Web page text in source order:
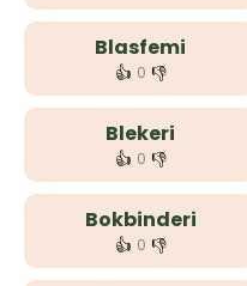
Blasfemi
👍 0 👎
Blekeri
👍 0 👎
Bokbinderi
👍 0 👎